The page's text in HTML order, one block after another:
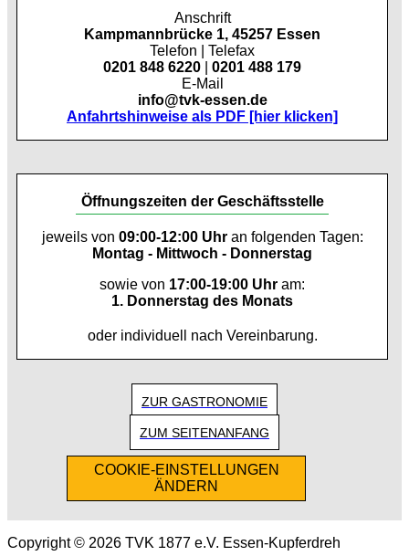
Anschrift
Kampmannbrücke 1, 45257 Essen
Telefon | Telefax
0201 848 6220
0201 488 179
E-Mail
info@tvk-essen.de
Anfahrtshinweise als PDF [hier klicken]
Öffnungszeiten der Geschäftsstelle
jeweils von 09:00-12:00 Uhran folgenden Tagen:
Montag - Mittwoch - Donnerstag
sowie von 17:00-19:00 Uhr am:
1. Donnerstag des Monats
oder individuell nach Vereinbarung.
ZUR GASTRONOMIE
ZUM SEITENANFANG
COOKIE-EINSTELLUNGEN
ÄNDERN
Copyright © 2026 TVK 1877 e.V. Essen-Kupferdreh